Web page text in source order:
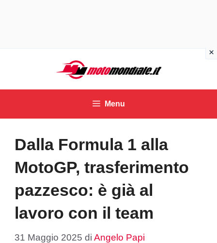
contenuto
Menu
Dalla Formula 1 alla
MotoGP, trasferimento
pazzesco: è già al
lavoro con il team
31 Maggio 2025 di Angelo Papi